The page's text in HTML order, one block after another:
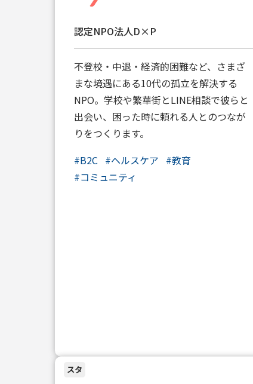
認定NPO法人D×P
不登校・中退・経済的困難など、さまざ
まな境遇にある10代の孤立を解決する
NPO。学校や繁華街とLINE相談で彼らと
出会い、困った時に頼れる人とのつなが
りをつくります。
#B2C #ヘルスケア #教育
#コミュニティ
スタ